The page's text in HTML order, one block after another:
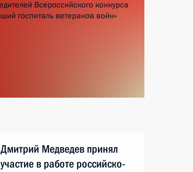
Дмитрий Медведев принял
участие в работе российско-